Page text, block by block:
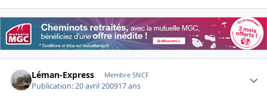
Léman-Express Membre SNCF
Publication:20 avril 200917 ans